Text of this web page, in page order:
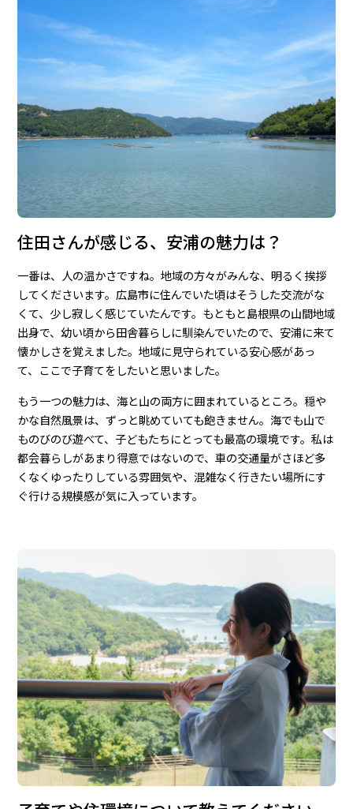
住田さんが感じる、安浦の魅力は？
一番は、人の温かさですね。地域の方々がみんな、明るく挨拶
してくださいます。広島市に住んでいた頃はそうした交流がな
くて、少し寂しく感じていたんです。もともと島根県の山間地域
出身で、幼い頃から田舎暮らしに馴染んでいたので、安浦に来て
懐かしさを覚えました。地域に見守られている安心感があっ
て、ここで子育てをしたいと思いました。
もう一つの魅力は、海と山の両方に囲まれているところ。穏や
かな自然風景は、ずっと眺めていても飽きません。海でも山で
ものびのび遊べて、子どもたちにとっても最高の環境です。私は
都会暮らしがあまり得意ではないので、車の交通量がさほど多
くなくゆったりしている雰囲気や、混雑なく行きたい場所にす
ぐ行ける規模感が気に入っています。